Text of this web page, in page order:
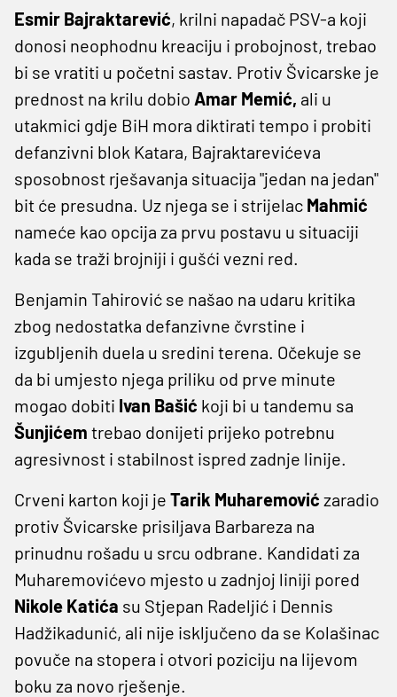
Esmir Bajraktarević, krilni napadač PSV-a koji
donosi neophodnu kreaciju i probojnost, trebao
bi se vratiti u početni sastav. Protiv Švicarske je
prednost na krilu dobio Amar Memić, ali u
utakmici gdje BiH mora diktirati tempo i probiti
defanzivni blok Katara, Bajraktarevićeva
sposobnost rješavanja situacija "jedan na jedan"
bit će presudna. Uz njega se i strijelac Mahmić
nameće kao opcija za prvu postavu u situaciji
kada se traži brojniji i gušći vezni red.
Benjamin Tahirović se našao na udaru kritika
zbog nedostatka defanzivne čvrstine i
izgubljenih duela u sredini terena. Očekuje se
da bi umjesto njega priliku od prve minute
mogao dobiti Ivan Bašić koji bi u tandemu sa
Šunjićem trebao donijeti prijeko potrebnu
agresivnost i stabilnost ispred zadnje linije.
Crveni karton koji je Tarik Muharemović zaradio
protiv Švicarske prisiljava Barbareza na
prinudnu rošadu u srcu odbrane. Kandidati za
Muharemovićevo mjesto u zadnjoj liniji pored
Nikole Katića su Stjepan Radeljić i Dennis
Hadžikadunić, ali nije isključeno da se Kolašinac
povuče na stopera i otvori poziciju na lijevom
boku za novo rješenje.